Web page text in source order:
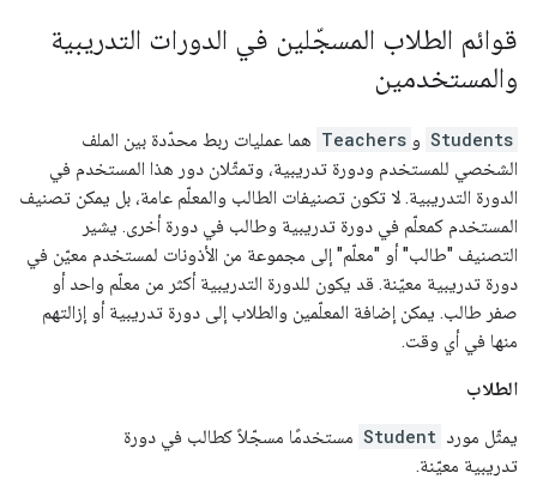
قوائم الطلاب المسجّلين في الدورات التدريبية
والمستخدمين
Students و Teachers هما عمليات ربط محدّدة بين الملف
الشخصي للمستخدم ودورة تدريبية، وتمثّلان دور هذا المستخدم في
الدورة التدريبية. لا تكون تصنيفات الطالب والمعلّم عامة، بل يمكن تصنيف
المستخدم كمعلّم في دورة تدريبية وطالب في دورة أخرى. يشير
التصنيف "طالب" أو "معلّم" إلى مجموعة من الأذونات لمستخدم معيّن في
دورة تدريبية معيّنة. قد يكون للدورة التدريبية أكثر من معلّم واحد أو
صفر طالب. يمكن إضافة المعلّمين والطلاب إلى دورة تدريبية أو إزالتهم
منها في أي وقت.
الطلاب
يمثّل مورد Student مستخدمًا مسجّلاً كطالب في دورة
تدريبية معيّنة.